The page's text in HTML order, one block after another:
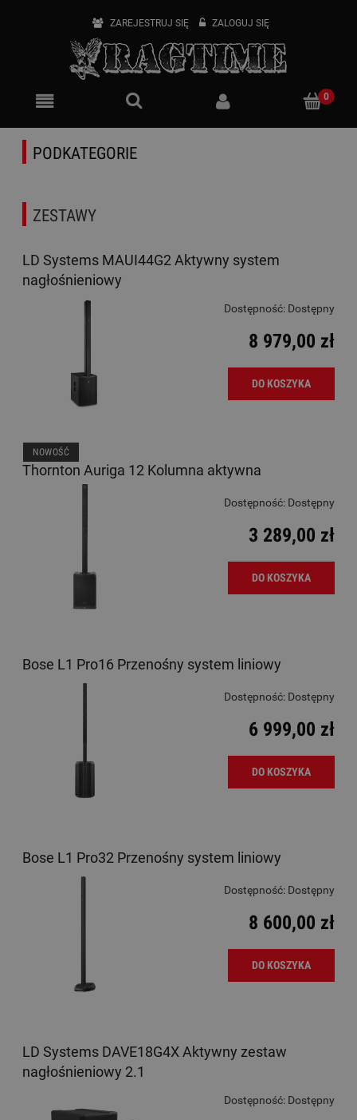
ZAREJESTRUJ SIĘ ZALOGUJ SIĘ
PODKATEGORIE
ZESTAWY
LD Systems MAUI44G2 Aktywny system
nagłośnieniowy
Dostępność: Dostępny
8 979,00 zł
DO KOSZYKA
Thornton Auriga 12 Kolumna aktywna
Dostępność: Dostępny
3 289,00 zł
DO KOSZYKA
NOWOŚĆ
Bose L1 Pro16 Przenośny system liniowy
Dostępność: Dostępny
6 999,00 zł
DO KOSZYKA
Bose L1 Pro32 Przenośny system liniowy
Dostępność: Dostępny
8 600,00 zł
DO KOSZYKA
LD Systems DAVE18G4X Aktywny zestaw
nagłośnieniowy 2.1
Dostępność: Dostępny